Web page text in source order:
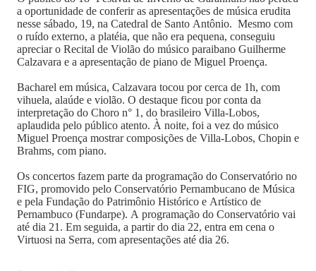
a oportunidade de conferir as apresentações de música erudita
nesse sábado, 19, na Catedral de Santo Antônio. Mesmo com
o ruído externo, a platéia, que não era pequena, conseguiu
apreciar o Recital de Violão do músico paraibano Guilherme
Calzavara e a apresentação de piano de Miguel Proença.
Bacharel em música, Calzavara tocou por cerca de 1h, com
vihuela, alaúde e violão. O destaque ficou por conta da
interpretação do Choro n° 1, do brasileiro Villa-Lobos,
aplaudida pelo público atento. À noite, foi a vez do músico
Miguel Proença mostrar composições de Villa-Lobos, Chopin e
Brahms, com piano.
Os concertos fazem parte da programação do Conservatório no
FIG, promovido pelo Conservatório Pernambucano de Música
e pela Fundação do Patrimônio Histórico e Artístico de
Pernambuco (Fundarpe). A programação do Conservatório vai
até dia 21. Em seguida, a partir do dia 22, entra em cena o
Virtuosi na Serra, com apresentações até dia 26.